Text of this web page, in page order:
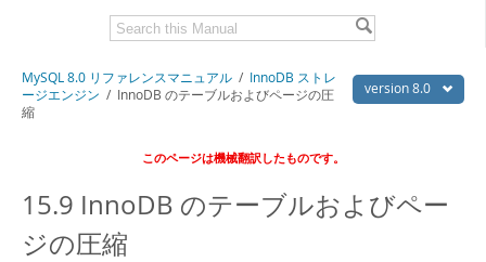
MySQL Enterprise
Workbench
InnoDB Cluster
MySQL NDB Cluster
Connectors
More
Download this Manual
PDF (US Ltr)
version 8.0
MySQL 8.0 リファレンスマニュアル / InnoDB ストレ
ージエンジン / InnoDB のテーブルおよびページの圧
縮
このページは機械翻訳したものです。
15.9 InnoDB のテーブルおよびペー
ジの圧縮